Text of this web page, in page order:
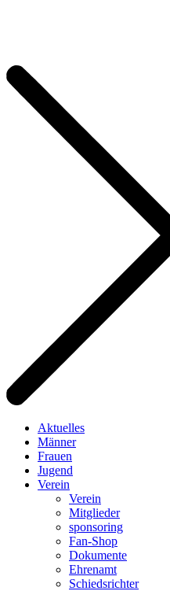
Aktuelles
Männer
Frauen
Jugend
Verein
Verein
Mitglieder
sponsoring
Fan-Shop
Dokumente
Ehrenamt
Schiedsrichter